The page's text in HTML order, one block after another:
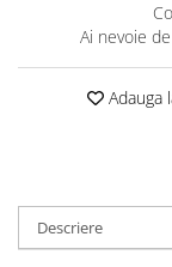
Domeniile PANCIU
Crama Petro
Crama
Domeniile
Ai nevoie
Adauga
Descriere